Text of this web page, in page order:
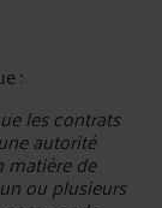
:
les contrats
autorité
matière de
ou plusieurs